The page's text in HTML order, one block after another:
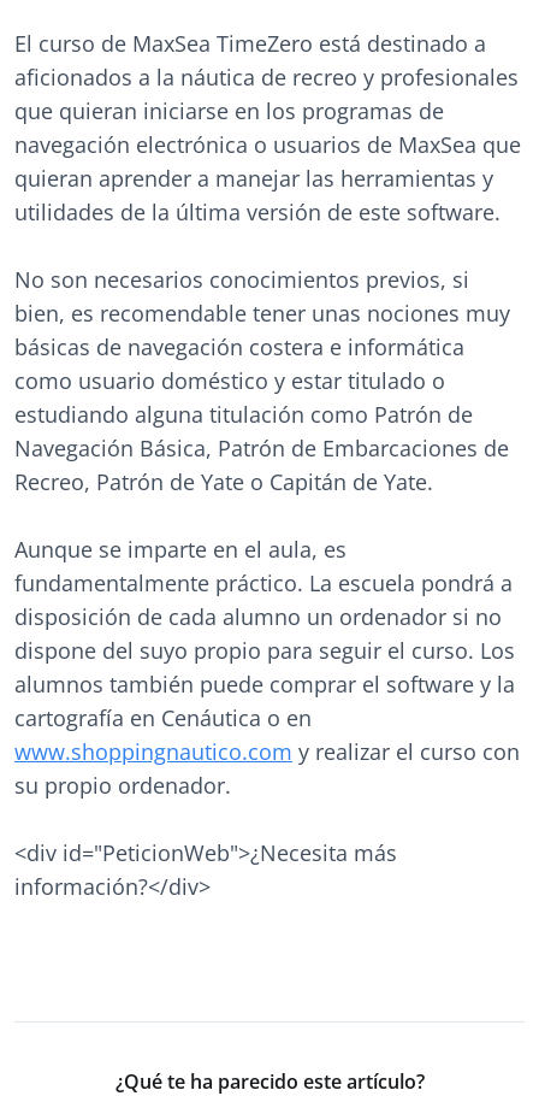
El curso de MaxSea TimeZero está destinado a
aficionados a la náutica de recreo y profesionales
que quieran iniciarse en los programas de
navegación electrónica o usuarios de MaxSea que
quieran aprender a manejar las herramientas y
utilidades de la última versión de este software.
No son necesarios conocimientos previos, si
bien, es recomendable tener unas nociones muy
básicas de navegación costera e informática
como usuario doméstico y estar titulado o
estudiando alguna titulación como Patrón de
Navegación Básica, Patrón de Embarcaciones de
Recreo, Patrón de Yate o Capitán de Yate.
Aunque se imparte en el aula, es
fundamentalmente práctico. La escuela pondrá a
disposición de cada alumno un ordenador si no
dispone del suyo propio para seguir el curso. Los
alumnos también puede comprar el software y la
cartografía en Cenáutica o en
www.shoppingnautico.com y realizar el curso con
su propio ordenador.
<div id="PeticionWeb">¿Necesita más
información?</div>
¿Qué te ha parecido este artículo?